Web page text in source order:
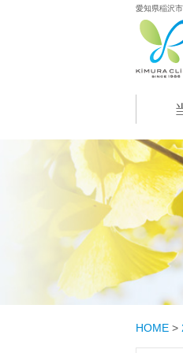
愛知県稲沢
HOME >